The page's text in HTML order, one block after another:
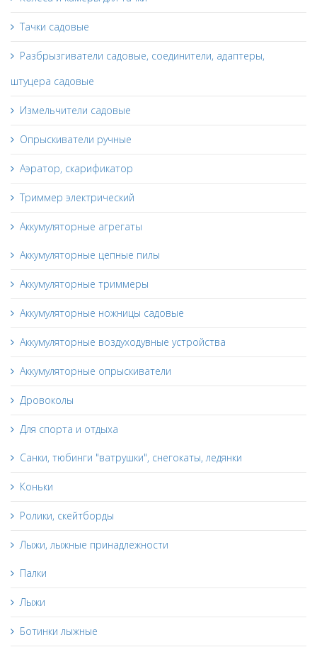
Тачки садовые
Разбрызгиватели садовые, соединители, адаптеры,
штуцера садовые
Измельчители садовые
Опрыскиватели ручные
Аэратор, скарификатор
Триммер электрический
Аккумуляторные агрегаты
Аккумуляторные цепные пилы
Аккумуляторные триммеры
Аккумуляторные ножницы садовые
Аккумуляторные воздуходувные устройства
Аккумуляторные опрыскиватели
Дровоколы
Для спорта и отдыха
Санки, тюбинги "ватрушки", снегокаты, ледянки
Коньки
Ролики, скейтборды
Лыжи, лыжные принадлежности
Палки
Лыжи
Ботинки лыжные